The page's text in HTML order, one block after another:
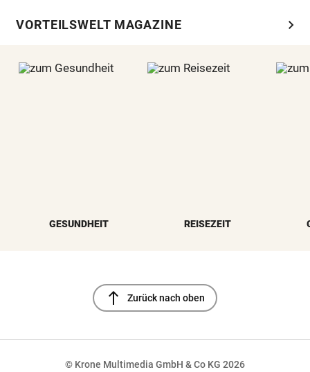
VORTEILSWELT MAGAZINE chevron_right
GESUNDHEIT REISEZEIT
north Zurück nach oben
© Krone Multimedia GmbH & Co KG 2026